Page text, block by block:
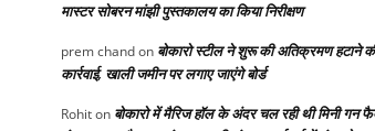
मास्टर सोबरन मांझी पुस्तकालय का किया निरीक्षण
prem chandon बोकारो स्टील ने शुरू की अतिक्रमण हटाने
कार्रवाई, खाली जमीन पर लगाए जाएंगे बोर्ड
Rohiton बोकारो में मैरिज हॉल के अंदर चल रही थी मिनी गन